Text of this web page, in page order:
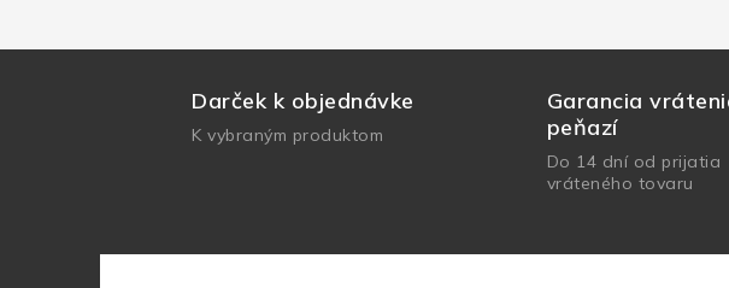
Darček k objednávke
K vybraným produktom
Garancia
peňazí
Do 14 dní od prijatia
vráteného tovaru